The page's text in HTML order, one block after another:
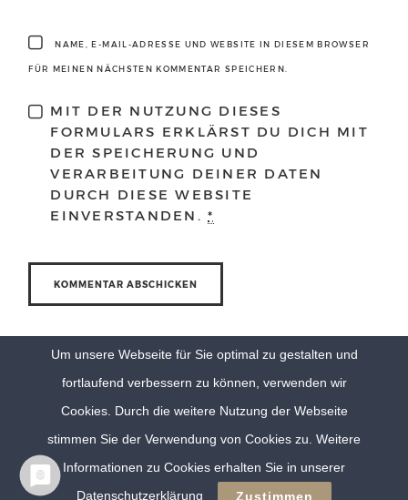
NAME, E-MAIL-ADRESSE UND WEBSITE IN DIESEM BROWSER
FÜR MEINEN NÄCHSTEN KOMMENTAR SPEICHERN.
MIT DER NUTZUNG DIESES
FORMULARS ERKLÄRST DU DICH MIT
DER SPEICHERUNG UND
VERARBEITUNG DEINER DATEN
DURCH DIESE WEBSITE
EINVERSTANDEN.*
© Eva Berten Photography | Imprint Privacy Policy
Um unsere Webseite für Sie optimal zu gestalten und
fortlaufend verbessern zu können, verwenden wir
Cookies. Durch die weitere Nutzung der Webseite
stimmen Sie der Verwendung von Cookies zu. Weitere
Informationen zu Cookies erhalten Sie in unserer
Datenschutzerklärung
Zustimmen